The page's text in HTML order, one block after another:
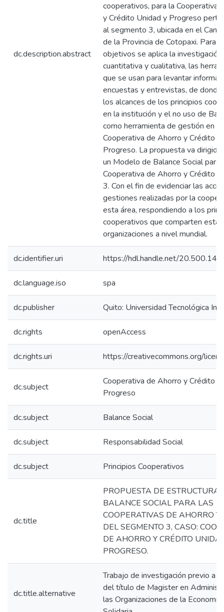
dc.description.abstract
cooperativos, para la Cooperativa
y Crédito Unidad y Progreso
al segmento 3, ubicada en el
de la Provincia de Cotopaxi. Para
objetivos se aplica la investigación
cuantitativa y cualitativa, las
que se usan para levantar
encuestas y entrevistas, de
los alcances de los principios
en la institución y el no uso de
como herramienta de gestión en la
Cooperativa de Ahorro y Crédito
Progreso. La propuesta va dirigida
un Modelo de Balance Social para
Cooperativa de Ahorro y Crédito
3. Con el fin de evidenciar las
gestiones realizadas por la
esta área, respondiendo a los
cooperativos que comparten estas
organizaciones a nivel mundial.
dc.identifier.uri https://hdl.handle.net/
dc.language.iso spa
dc.publisher Quito: Universidad Tecnológica
dc.rights openAccess
dc.rights.uri https://creativecommons.org/
dc.subject
Cooperativa de Ahorro y Crédito
Progreso
dc.subject Balance Social
dc.subject Responsabilidad Social
dc.subject Principios Cooperativos
dc.title
PROPUESTA DE ESTRUCTURA
BALANCE SOCIAL PARA LAS
COOPERATIVAS DE AHORRO Y
DEL SEGMENTO 3, CASO:
DE AHORRO Y CRÉDITO
PROGRESO.
dc.title.alternative
Trabajo de investigación previo a
del título de Magister en
las Organizaciones de la Economía